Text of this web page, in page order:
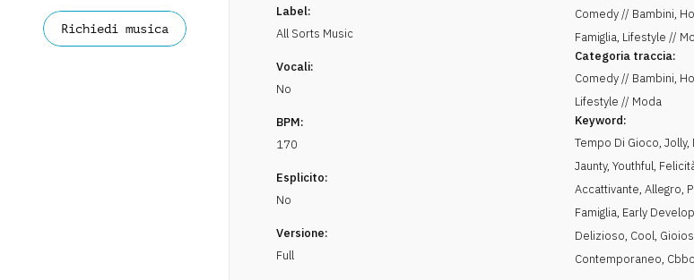
Richiedi musica
Label:
All Sorts Music
Vocali:
No
BPM:
170
Esplicito:
No
Versione:
Full
Comedy // Bambini,
Famiglia, Lifestyle //
Categoria traccia:
Comedy // Bambini,
Lifestyle // Moda
Keyword:
Tempo Di Gioco,Jolly,
Jaunty,Youthful,
Accattivante,Allegro,
Famiglia, Early
Delizioso, Cool,
Contemporaneo,